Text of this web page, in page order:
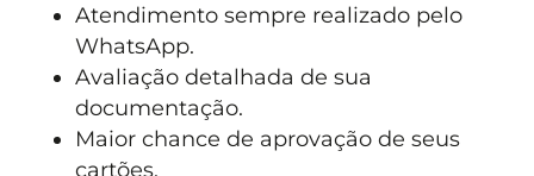
Atendimento sempre realizado pelo
WhatsApp.
Avaliação detalhada de sua
documentação.
Maior chance de aprovação de seus
cartões.